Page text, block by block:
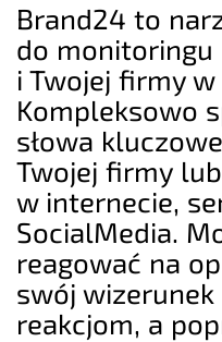
Brand24 to
do
i Twojej firmy w
Kompleksowo
słowa
Twojej firmy
w internecie,
SocialMedia.
reagować na
swój
reakcjom, a